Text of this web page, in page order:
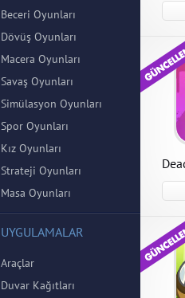
Beceri Oyunları
Dövüş Oyunları
Macera Oyunları
Savaş Oyunları
Simülasyon Oyunları
Spor Oyunları
Kız Oyunları
Strateji Oyunları
Masa Oyunları
UYGULAMALAR
Araçlar
Duvar Kağıtları
Apk